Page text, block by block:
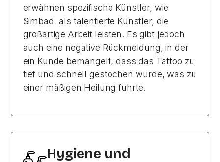
erwähnen spezifische Künstler, wie
Simbad, als talentierte Künstler, die
großartige Arbeit leisten. Es gibt jedoch
auch eine negative Rückmeldung, in der
ein Kunde bemängelt, dass das Tattoo zu
tief und schnell gestochen wurde, was zu
einer mäßigen Heilung führte.
Hygiene und